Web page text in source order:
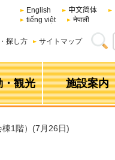
English 中文简体
tiếng việt
नेपाली
探し方 サイトマップ
・観光 施設案内
1階）(7月26日)